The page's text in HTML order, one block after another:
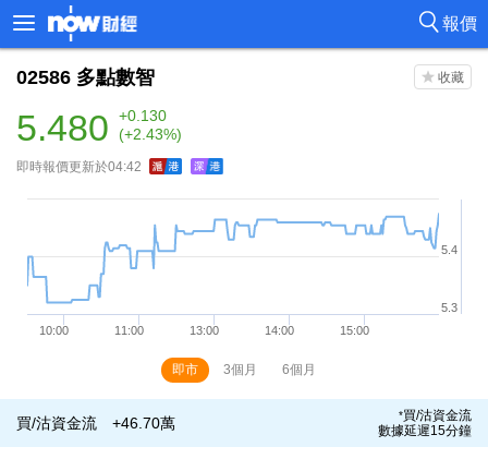
報價
02586 多點數智
5.480
+0.130
(+2.43%)
即時報價更新於04:42
即市 3個月 6個月
買/沽資金流 +46.70萬 *買/沽資金流
數據延遲15分鐘